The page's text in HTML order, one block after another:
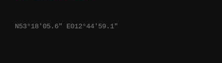
N53°18'05.6" E012°44'59.1"